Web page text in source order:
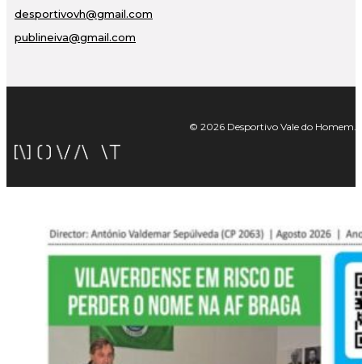
desportivovh@gmail.com
publineiva@gmail.com
© 2026 Desportivo Vale do Homem.